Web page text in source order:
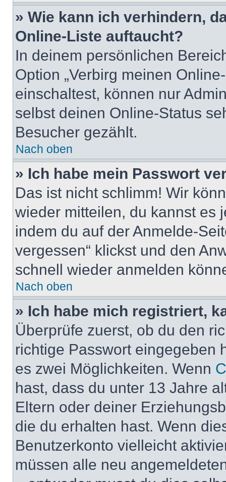
» Wie kann ich verhindern,
Online-Liste auftaucht?
In deinem persönlichen
Option „Verbirg meinen
einschaltest, können nur
selbst deinen Online-Status
Besucher gezählt.
Nach oben
» Ich habe mein Passwort
Das ist nicht schlimm! Wir
wieder mitteilen, du kannst es
indem du auf der Anmelde-
vergessen“ klickst und den
schnell wieder anmelden
Nach oben
» Ich habe mich registriert,
Überprüfe zuerst, ob du den
richtige Passwort eingegeben
es zwei Möglichkeiten. Wenn
hast, dass du unter 13 Jahre
Eltern oder deiner
die du erhalten hast. Wenn
Benutzerkonto vielleicht
müssen alle neu